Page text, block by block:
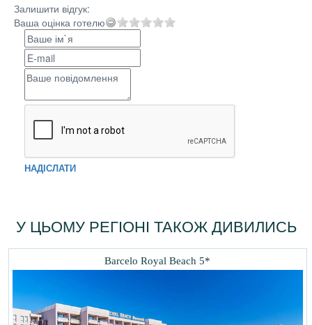
Залишити відгук:
Ваша оцінка готелю
НАДІСЛАТИ
У ЦЬОМУ РЕГІОНІ ТАКОЖ ДИВИЛИСЬ
Barcelo Royal Beach 5*